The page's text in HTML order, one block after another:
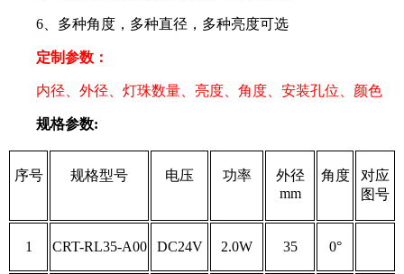
6、多种角度，多种直径，多种亮度可选
定制参数：
内径、外径、灯珠数量、亮度、角度、安装孔位、颜色
规格参数:
序号 规格型号 电压 功率
外径
mm
角度
对应
图号
1 CRT-RL35-A00 DC24V 2.0W 35 0°